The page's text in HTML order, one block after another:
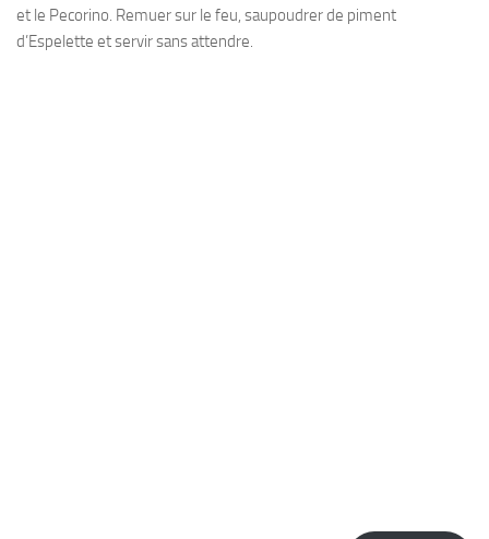
et le Pecorino. Remuer sur le feu, saupoudrer de piment
d’Espelette et servir sans attendre.